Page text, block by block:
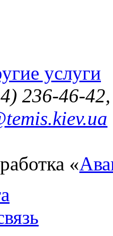
услуги
236-46-
«